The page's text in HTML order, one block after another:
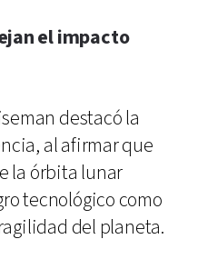
el impacto
destacó la
al afirmar que
la órbita lunar
tecnológico como
del planeta.